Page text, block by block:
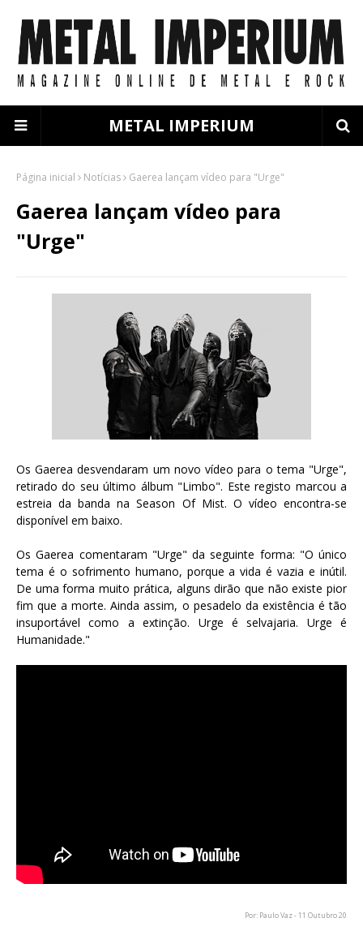
METAL IMPERIUM
Página inicial Notícias Gaerea lançam vídeo para "Urge"
Gaerea lançam vídeo para
"Urge"
Os Gaerea desvendaram um novo vídeo para o tema "Urge",
retirado do seu último álbum "Limbo". Este registo marcou a
estreia da banda na Season Of Mist. O vídeo encontra-se
disponível em baixo.
Os Gaerea comentaram "Urge" da seguinte forma: "O único
tema é o sofrimento humano, porque a vida é vazia e inútil.
De uma forma muito prática, alguns dirão que não existe pior
fim que a morte. Ainda assim, o pesadelo da existência é tão
insuportável como a extinção. Urge é selvajaria. Urge é
Humanidade."
Por: Paulo Vaz - 11 Outubro 20